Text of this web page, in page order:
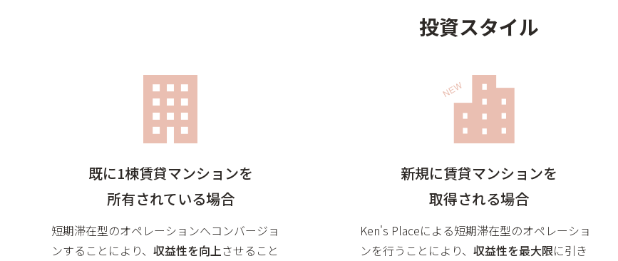
投資スタイル
既に1棟賃貸マンションを
所有されている場合
短期滞在型のオペレーションへコンバージョ
ンすることにより、 収益性を向上させること
新規に賃貸マンションを
取得される場合
Ken's Placeによる短期滞在型のオペレーショ
ンを行うことにより、 収益性を最大限に引き